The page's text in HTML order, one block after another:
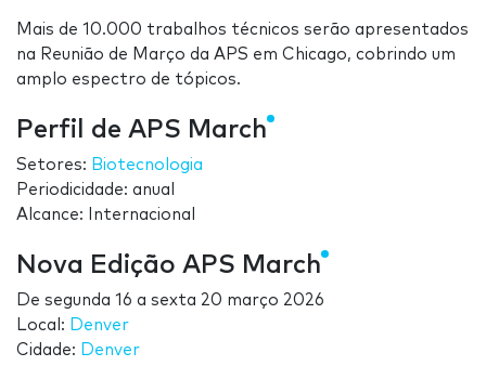
Mais de 10.000 trabalhos técnicos serão apresentados
na Reunião de Março da APS em Chicago, cobrindo um
amplo espectro de tópicos.
Perfil de APS March
Setores: Biotecnologia
Periodicidade: anual
Alcance: Internacional
Nova Edição APS March
De segunda 16 a sexta 20 março 2026
Local: Denver
Cidade: Denver